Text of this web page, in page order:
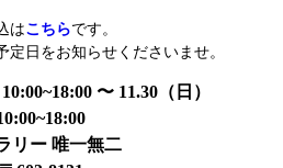
はこちらです。
定日をお知らせくださいませ。
〜 11.30（日）
リー 唯一無二